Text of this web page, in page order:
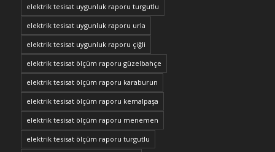
elektrik tesisat uygunluk raporu turgutlu
elektrik tesisat uygunluk raporu urla
elektrik tesisat uygunluk raporu çiğli
elektrik tesisat ölçüm raporu güzelbahçe
elektrik tesisat ölçüm raporu karaburun
elektrik tesisat ölçüm raporu kemalpaşa
elektrik tesisat ölçüm raporu menemen
elektrik tesisat ölçüm raporu turgutlu